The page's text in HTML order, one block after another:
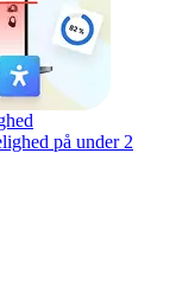
på under 2